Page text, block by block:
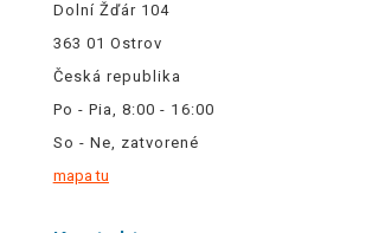
Dolní Žďár 104
363 01 Ostrov
Česká republika
Po - Pia, 8:00 - 16:00
So - Ne, zatvorené
mapa tu